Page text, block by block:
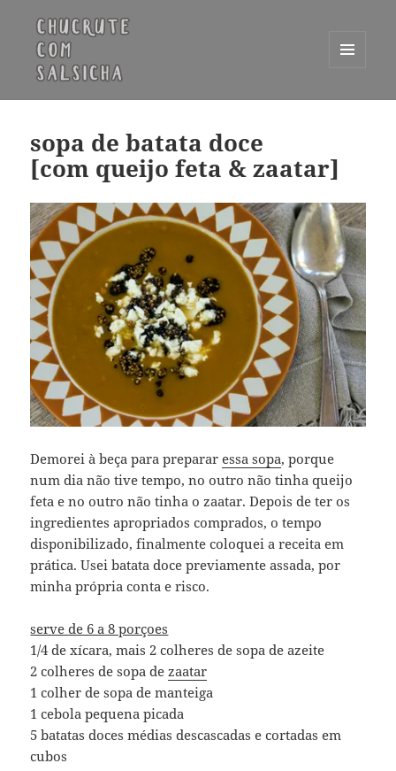
WIDGETS
sopa de batata doce
[com queijo feta & zaatar]
Demorei à beça para prepararessa sopa, porque
num dia não tive tempo, no outro não tinha queijo
feta e no outro não tinha o zaatar. Depois de ter os
ingredientes apropriados comprados, o tempo
disponibilizado, finalmente coloquei a receita em
prática. Usei batata doce previamente assada, por
minha própria conta e risco.
serve de 6 a 8 porçoes
1/4 de xícara, mais 2 colheres de sopa de azeite
2 colheres de sopa dezaatar
1 colher de sopa de manteiga
1 cebola pequena picada
5 batatas doces médias descascadas e cortadas em
cubos